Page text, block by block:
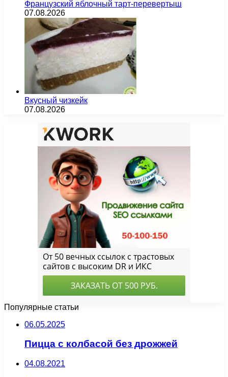
Французский яблочный тарт-перевертыш
07.08.2026
Вкусный чизкейк
07.08.2026
Популярные статьи
06.05.2025
Пицца с колбасой без дрожжей
04.08.2021